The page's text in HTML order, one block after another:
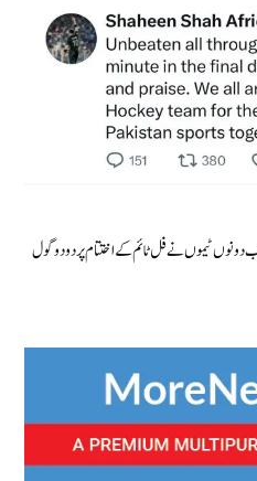
دونوں ٹیموں نے فل ٹائم کے اختتام پر دو دو گول